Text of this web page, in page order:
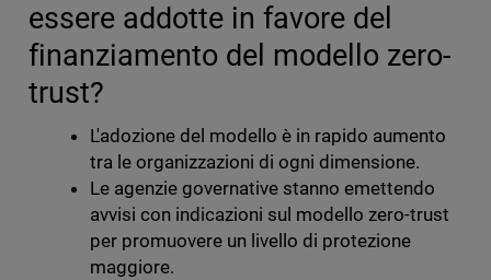
essere addotte in favore del
finanziamento del modello zero-
trust?
L'adozione del modello è in rapido aumento
tra le organizzazioni di ogni dimensione.
Le agenzie governative stanno emettendo
avvisi con indicazioni sul modello zero-trust
per promuovere un livello di protezione
maggiore.